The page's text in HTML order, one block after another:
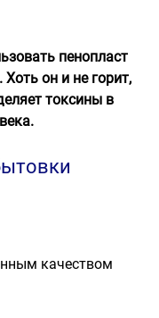
пенопласт
он и не горит,
токсины в
качеством